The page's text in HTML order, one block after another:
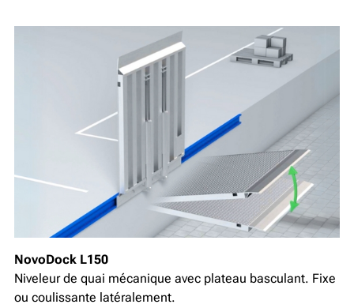
NovoDock L150
Niveleur de quai mécanique avec plateau basculant. Fixe
ou coulissante latéralement.